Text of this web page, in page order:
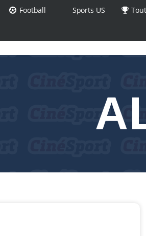
Football Sports US